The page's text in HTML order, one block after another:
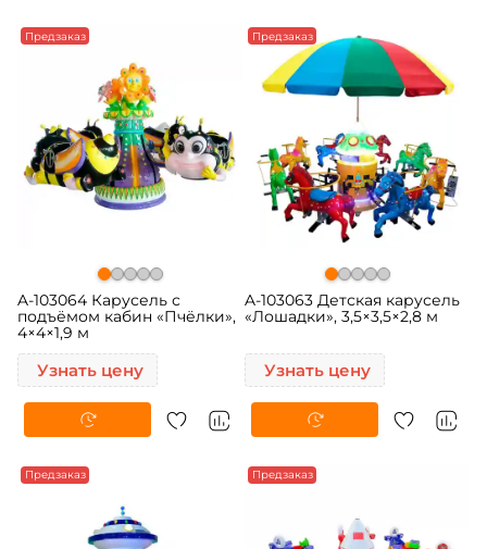
Предзаказ
A-103064 Карусель с
подъёмом кабин «Пчёлки»,
4×4×1,9 м
Узнать цену
Предзаказ
A-103063 Детская карусель
«Лошадки», 3,5×3,5×2,8 м
Узнать цену
Предзаказ Предзаказ